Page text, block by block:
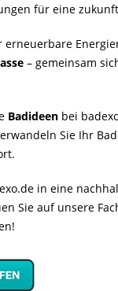
für eine
erneuerbare
– gemeinsam
Badideen bei
Sie Ihr
in eine
Sie auf unsere